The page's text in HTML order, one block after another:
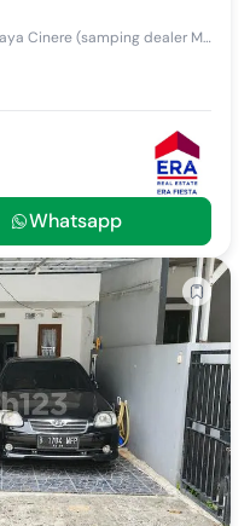
OZ Cinere Reside Tersedia 6 Unit Jl. Raya Cinere (samping dealer Mitsubishi, depan Electronic City) Berikut informasi lengkapnya: - Luas Banguna...
Whatsapp